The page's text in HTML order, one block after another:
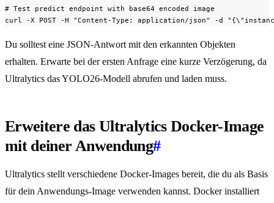
# Test predict endpoint with base64 encoded image
curl -X POST -H "Content-Type: application/json" -d
Du solltest eine JSON-Antwort mit den erkannten Objekten
erhalten. Erwarte bei der ersten Anfrage eine kurze Verzögerung, da
Ultralytics das YOLO26-Modell abrufen und laden muss.
Erweitere das Ultralytics Docker-Image
mit deiner Anwendung#
Ultralytics stellt verschiedene Docker-Images bereit, die du als Basis
für dein Anwendungs-Image verwenden kannst. Docker installiert